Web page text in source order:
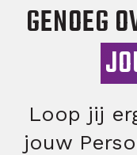
GENOEG
Loop jij
jouw